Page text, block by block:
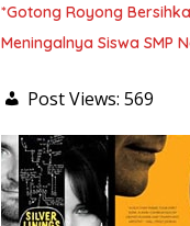
*Gotong Royong
Meningalnya Siswa SMP
Post Views: 569